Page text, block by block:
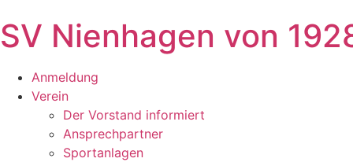
SV Nienhagen von
Anmeldung
Verein
Der Vorstand informiert
Ansprechpartner
Sportanlagen